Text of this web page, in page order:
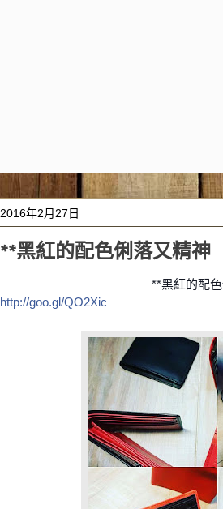
2016年2月27日
**黑紅的配色俐落又精神
**黑紅的配
http://goo.gl/QO2Xic